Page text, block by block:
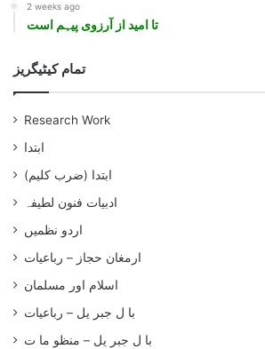
2 weeks ago
تا امید از آرزوی پیہم است
تمام کیٹیگریز
Research Work
ابتدا
ابتدا (ضرب کلیم)
ادبیات فنون لطیفہ
اردو نظمیں
ارمغان حجاز – رباعیات
اسلام اور مسلمان
با ل جبر یل – رباعيات
با ل جبر یل – منظو ما ت